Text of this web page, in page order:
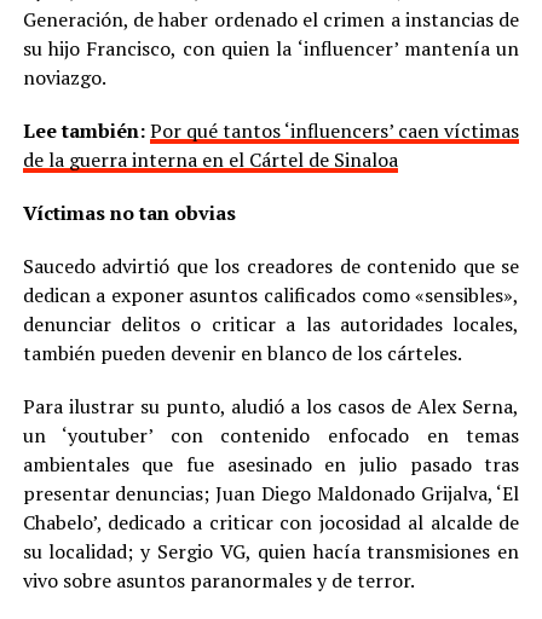
Generación, de haber ordenado el crimen a instancias de
su hijo Francisco, con quien la ‘influencer’ mantenía un
noviazgo.
Lee también:Por qué tantos ‘influencers’ caen víctimas
de la guerra interna en el Cártel de Sinaloa
Víctimas no tan obvias
Saucedo advirtió que los creadores de contenido que se
dedican a exponer asuntos calificados como «sensibles»,
denunciar delitos o criticar a las autoridades locales,
también pueden devenir en blanco de los cárteles.
Para ilustrar su punto, aludió a los casos de Alex Serna,
un ‘youtuber’ con contenido enfocado en temas
ambientales que fue asesinado en julio pasado tras
presentar denuncias; Juan Diego Maldonado Grijalva, ‘El
Chabelo’, dedicado a criticar con jocosidad al alcalde de
su localidad; y Sergio VG, quien hacía transmisiones en
vivo sobre asuntos paranormales y de terror.